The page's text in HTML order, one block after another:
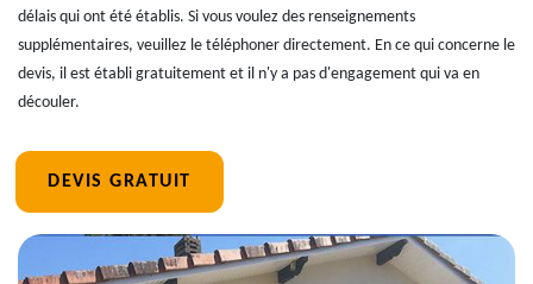
délais qui ont été établis. Si vous voulez des renseignements
supplémentaires, veuillez le téléphoner directement. En ce qui concerne le
devis, il est établi gratuitement et il n'y a pas d'engagement qui va en
découler.
DEVIS GRATUIT